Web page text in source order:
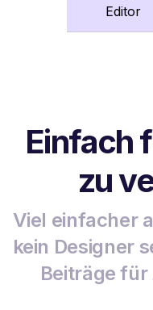
Editor
Einfach
zu
Viel einfacher
kein Designer
Beiträge